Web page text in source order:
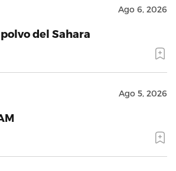
Ago 6, 2026
del Sahara
Ago 5, 2026